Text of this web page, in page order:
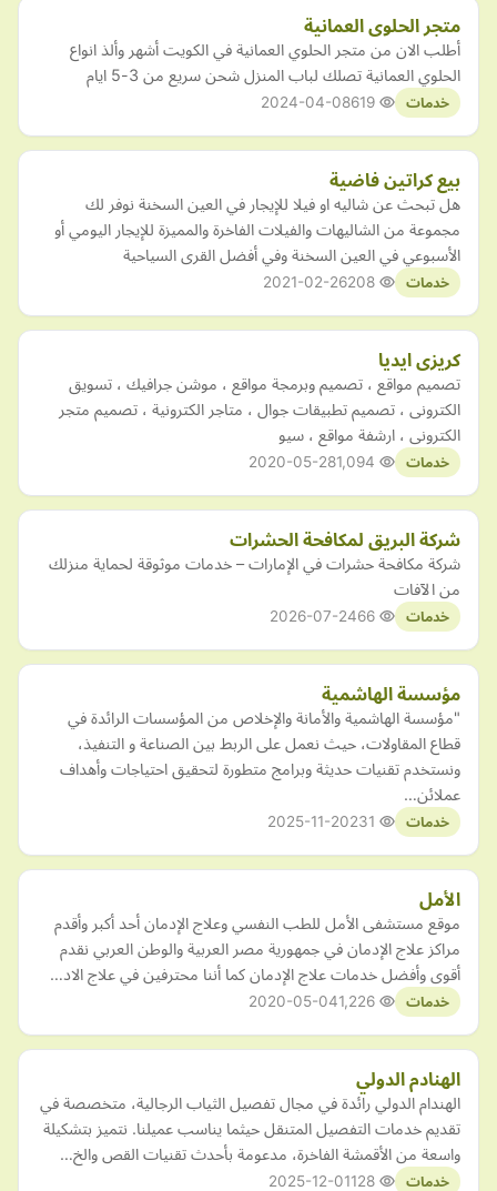
متجر الحلوى العمانية
أطلب الان من متجر الحلوي العمانية في الكويت أشهر وألذ انواع
الحلوي العمانية تصلك لباب المنزل شحن سريع من 3-5 ايام
خدمات 2024-04-08
بيع كراتين فاضية
هل تبحث عن شاليه او فيلا للإيجار في العين السخنة نوفر لك
مجموعة من الشاليهات والفيلات الفاخرة والمميزة للإيجار اليومي أو
الأسبوعي في العين السخنة وفي أفضل القرى السياحية
خدمات 2021-02-26
كريزى ايديا
تصميم مواقع ، تصميم وبرمجة مواقع ، موشن جرافيك ، تسويق
الكترونى ، تصميم تطبيقات جوال ، متاجر الكترونية ، تصميم متجر
الكترونى ، ارشفة مواقع ، سيو
خدمات 2020-05-28
شركة البريق لمكافحة الحشرات
شركة مكافحة حشرات في الإمارات – خدمات موثوقة لحماية منزلك
من الآفات
خدمات 2026-07-24
مؤسسة الهاشمية
"مؤسسة الهاشمية والأمانة والإخلاص من المؤسسات الرائدة في
قطاع المقاولات، حيث نعمل على الربط بين الصناعة و التنفيذ،
ونستخدم تقنيات حديثة وبرامج متطورة لتحقيق احتياجات وأهداف
عملائن…
خدمات 2025-11-20
الأمل
موقع مستشفى الأمل للطب النفسي وعلاج الإدمان أحد أكبر وأقدم
مراكز علاج الإدمان في جمهورية مصر العربية والوطن العربي نقدم
أقوى وأفضل خدمات علاج الإدمان كما أننا محترفين في علاج الاد…
خدمات 2020-05-04
الهنادم الدولي
الهندام الدولي رائدة في مجال تفصيل الثياب الرجالية، متخصصة في
تقديم خدمات التفصيل المتنقل حيثما يناسب عميلنا. نتميز بتشكيلة
واسعة من الأقمشة الفاخرة، مدعومة بأحدث تقنيات القص والخ…
خدمات 2025-12-01